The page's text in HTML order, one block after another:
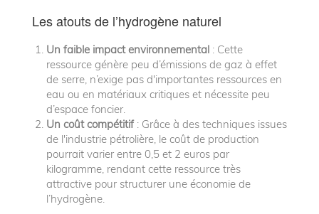
Les atouts de l’hydrogène naturel
Un faible impact environnemental : Cette
ressource génère peu d’émissions de gaz à effet
de serre, n’exige pas d'importantes ressources en
eau ou en matériaux critiques et nécessite peu
d’espace foncier.
Un coût compétitif: Grâce à des techniques issues
de l'industrie pétrolière, le coût de production
pourrait varier entre 0,5 et 2 euros par
kilogramme, rendant cette ressource très
attractive pour structurer une économie de
l’hydrogène.